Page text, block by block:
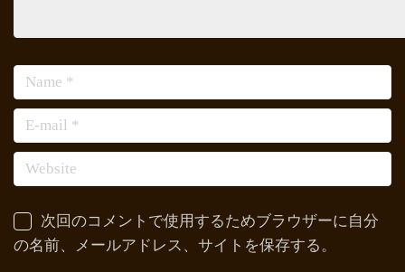
次回のコメントで使用するためブラウザーに自分
の名前、メールアドレス、サイトを保存する。